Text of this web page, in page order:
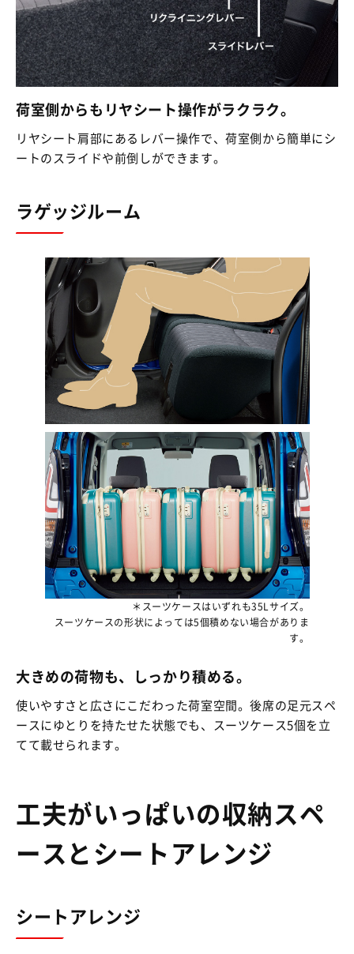
荷室側からもリヤシート操作がラクラク。
リヤシート肩部にあるレバー操作で、荷室側から簡単にシ
ートのスライドや前倒しができます。
ラゲッジルーム
＊スーツケースはいずれも35Lサイズ。
スーツケースの形状によっては5個積めない場合がありま
す。
大きめの荷物も、しっかり積める。
使いやすさと広さにこだわった荷室空間。後席の足元スペ
ースにゆとりを持たせた状態でも、スーツケース5個を立
てて載せられます。
工夫がいっぱいの収納スペ
ースとシートアレンジ
シートアレンジ